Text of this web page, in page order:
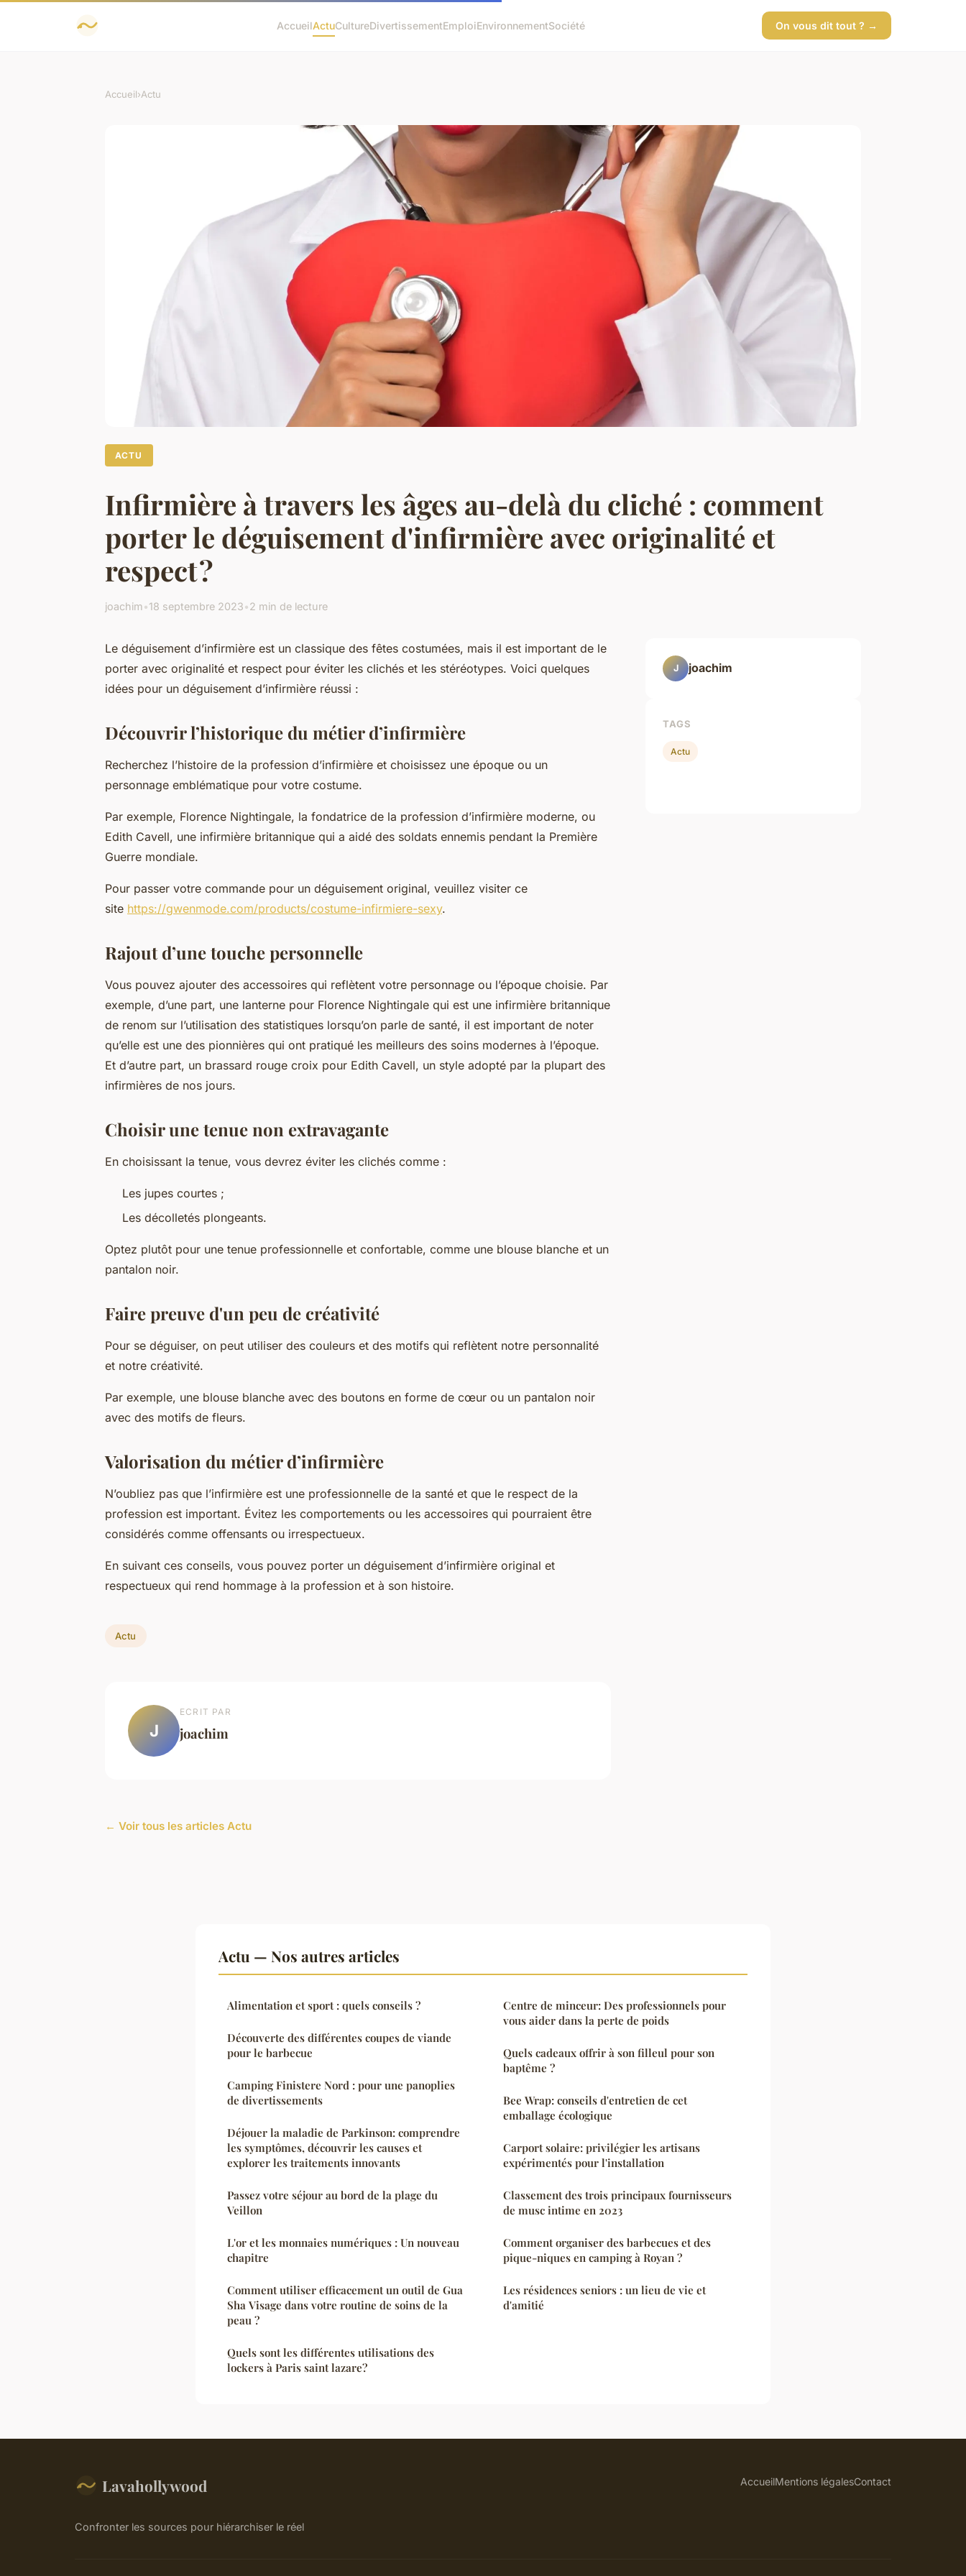
AccueilActuCultureDivertissementEmploiEnvironnementSociété On vous dit tout ? →
Accueil›Actu
ACTU
Infirmière à travers les âges au-delà du cliché : comment
porter le déguisement d'infirmière avec originalité et
respect ?
joachim•18 septembre 2023•2 min de lecture
Le déguisement d’infirmière est un classique des fêtes costumées, mais il est important de le
porter avec originalité et respect pour éviter les clichés et les stéréotypes. Voici quelques
idées pour un déguisement d’infirmière réussi :
Découvrir l’historique du métier d’infirmière
Recherchez l’histoire de la profession d’infirmière et choisissez une époque ou un
personnage emblématique pour votre costume.
Par exemple, Florence Nightingale, la fondatrice de la profession d’infirmière moderne, ou
Edith Cavell, une infirmière britannique qui a aidé des soldats ennemis pendant la Première
Guerre mondiale.
Pour passer votre commande pour un déguisement original, veuillez visiter ce
site https://gwenmode.com/products/costume-infirmiere-sexy.
Rajout d’une touche personnelle
Vous pouvez ajouter des accessoires qui reflètent votre personnage ou l’époque choisie. Par
exemple, d’une part, une lanterne pour Florence Nightingale qui est une infirmière britannique
de renom sur l’utilisation des statistiques lorsqu’on parle de santé, il est important de noter
qu’elle est une des pionnières qui ont pratiqué les meilleurs des soins modernes à l’époque.
Et d’autre part, un brassard rouge croix pour Edith Cavell, un style adopté par la plupart des
infirmières de nos jours.
Choisir une tenue non extravagante
En choisissant la tenue, vous devrez éviter les clichés comme :
Les jupes courtes ;
Les décolletés plongeants.
Optez plutôt pour une tenue professionnelle et confortable, comme une blouse blanche et un
pantalon noir.
Faire preuve d'un peu de créativité
Pour se déguiser, on peut utiliser des couleurs et des motifs qui reflètent notre personnalité
et notre créativité.
Par exemple, une blouse blanche avec des boutons en forme de cœur ou un pantalon noir
avec des motifs de fleurs.
Valorisation du métier d’infirmière
N’oubliez pas que l’infirmière est une professionnelle de la santé et que le respect de la
profession est important. Évitez les comportements ou les accessoires qui pourraient être
considérés comme offensants ou irrespectueux.
En suivant ces conseils, vous pouvez porter un déguisement d’infirmière original et
respectueux qui rend hommage à la profession et à son histoire.
Actu
J
ECRIT PAR
joachim
← Voir tous les articles Actu
J joachim
TAGS
Actu
Actu — Nos autres articles
Alimentation et sport : quels conseils ?
Découverte des différentes coupes de viande
pour le barbecue
Camping Finistere Nord : pour une panoplies
de divertissements
Déjouer la maladie de Parkinson: comprendre
les symptômes, découvrir les causes et
explorer les traitements innovants
Passez votre séjour au bord de la plage du
Veillon
L'or et les monnaies numériques : Un nouveau
chapitre
Comment utiliser efficacement un outil de Gua
Sha Visage dans votre routine de soins de la
peau ?
Quels sont les différentes utilisations des
lockers à Paris saint lazare?
Centre de minceur: Des professionnels pour
vous aider dans la perte de poids
Quels cadeaux offrir à son filleul pour son
baptême ?
Bee Wrap: conseils d'entretien de cet
emballage écologique
Carport solaire: privilégier les artisans
expérimentés pour l'installation
Classement des trois principaux fournisseurs
de musc intime en 2023
Comment organiser des barbecues et des
pique-niques en camping à Royan ?
Les résidences seniors : un lieu de vie et
d'amitié
Lavahollywood
Confronter les sources pour hiérarchiser le réel
AccueilMentions légalesContact